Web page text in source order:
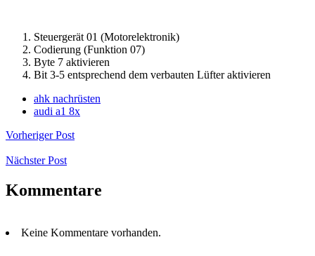
Steuergerät 01 (Motorelektronik)
Codierung (Funktion 07)
Byte 7 aktivieren
Bit 3-5 entsprechend dem verbauten Lüfter aktivieren
ahk nachrüsten
audi a1 8x
Vorheriger Post
Nächster Post
Kommentare
Keine Kommentare vorhanden.